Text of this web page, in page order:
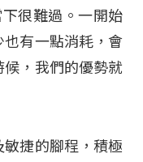
很難過。一開始
有一點消耗，會
候，我們的優勢就
捷的腳程，積極